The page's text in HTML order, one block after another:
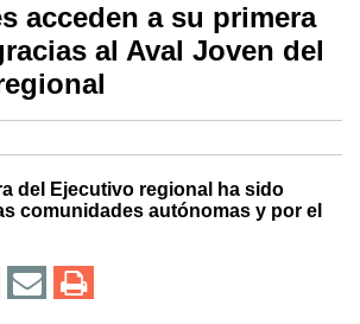
acceden a su primera
al Aval Joven del
del Ejecutivo regional ha sido
comunidades autónomas y por el